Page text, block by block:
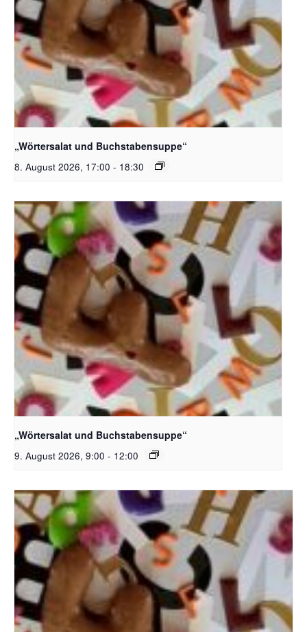
Bildquelle_ Pixabay Free_Christoph Meinersmann
„Wörtersalat und Buchstabensuppe“
8. August 2026, 17:00 - 18:30
Bildquelle_ Pixabay Free_Christoph Meinersmann
„Wörtersalat und Buchstabensuppe“
9. August 2026, 9:00 - 12:00